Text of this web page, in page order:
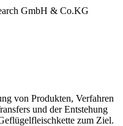
GmbH & Co.KG
von Produkten, Verfahren
und der Entstehung
zum Ziel.